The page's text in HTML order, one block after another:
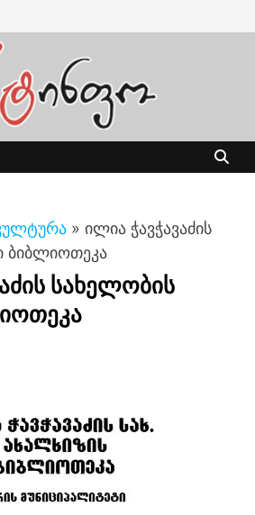
» ილია ჭავჭავაძის
ბიბლიოთეკა
სახელობის